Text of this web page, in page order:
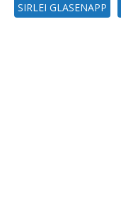
SIRLEI GLASENAPP